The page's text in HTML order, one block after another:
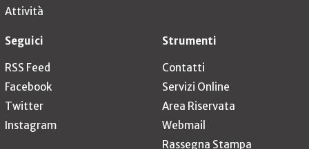
Attività
Seguici
RSS Feed
Facebook
Twitter
Instagram
Strumenti
Contatti
Servizi Online
Area Riservata
Webmail
Rassegna Stampa